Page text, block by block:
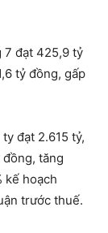
7 đạt 425,9 tỷ
tỷ đồng, gấp
đạt 2.615 tỷ,
đồng, tăng
kế hoạch
trước thuế.